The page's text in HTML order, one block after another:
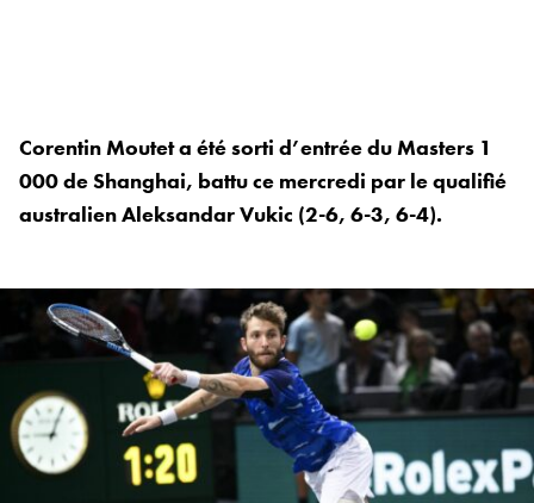
Corentin Moutet a été sorti d’entrée du Masters 1
000 de Shanghai, battu ce mercredi par le qualifié
australien Aleksandar Vukic (2-6, 6-3, 6-4).